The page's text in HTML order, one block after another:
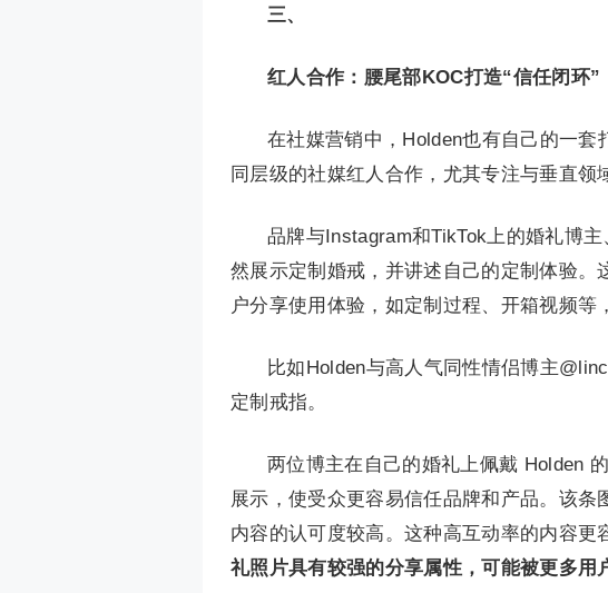
三、
红人合作：腰尾部KOC打造“信任闭环”
在社媒营销中，Holden也有自己的一
同层级的社媒红人合作，尤其专注与垂直领
品牌与Instagram和TikTok上的婚礼博
然展示定制婚戒，并讲述自己的定制体验。
户分享使用体验，如定制过程、开箱视频等
比如Holden与高人气同性情侣博主
定制戒指。
两位博主在自己的婚礼上佩戴 Holden
展示，使受众更容易信任品牌和产品。该
内容的认可度较高。这种高互动率的内容更
礼照片具有较强的分享属性，可能被更多用